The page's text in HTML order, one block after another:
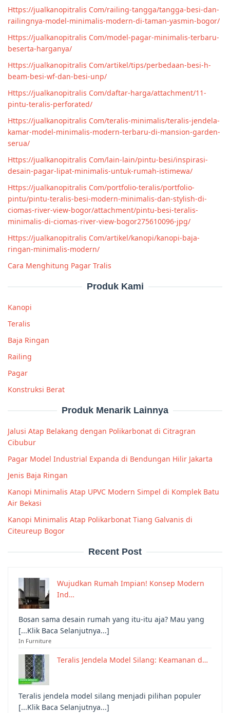
Https://jualkanopitralis Com/railing-tangga/tangga-besi-dan-
railingnya-model-minimalis-modern-di-taman-yasmin-bogor/
Https://jualkanopitralis Com/model-pagar-minimalis-terbaru-
beserta-harganya/
Https://jualkanopitralis Com/artikel/tips/perbedaan-besi-h-
beam-besi-wf-dan-besi-unp/
Https://jualkanopitralis Com/daftar-harga/attachment/11-
pintu-teralis-perforated/
Https://jualkanopitralis Com/teralis-minimalis/teralis-jendela-
kamar-model-minimalis-modern-terbaru-di-mansion-garden-
serua/
Https://jualkanopitralis Com/lain-lain/pintu-besi/inspirasi-
desain-pagar-lipat-minimalis-untuk-rumah-istimewa/
Https://jualkanopitralis Com/portfolio-teralis/portfolio-
pintu/pintu-teralis-besi-modern-minimalis-dan-stylish-di-
ciomas-river-view-bogor/attachment/pintu-besi-teralis-
minimalis-di-ciomas-river-view-bogor275610096-jpg/
Https://jualkanopitralis Com/artikel/kanopi/kanopi-baja-
ringan-minimalis-modern/
Cara Menghitung Pagar Tralis
Produk Kami
Kanopi
Teralis
Baja Ringan
Railing
Pagar
Konstruksi Berat
Produk Menarik Lainnya
Jalusi Atap Belakang dengan Polikarbonat di Citragran
Cibubur
Pagar Model Industrial Expanda di Bendungan Hilir Jakarta
Jenis Baja Ringan
Kanopi Minimalis Atap UPVC Modern Simpel di Komplek Batu
Air Bekasi
Kanopi Minimalis Atap Polikarbonat Tiang Galvanis di
Citeureup Bogor
Recent Post
Wujudkan Rumah Impian! Konsep Modern
Ind…
Bosan sama desain rumah yang itu-itu aja? Mau yang
[...Klik Baca Selanjutnya...]
In Furniture
Teralis Jendela Model Silang: Keamanan d…
Teralis jendela model silang menjadi pilihan populer
[...Klik Baca Selanjutnya...]